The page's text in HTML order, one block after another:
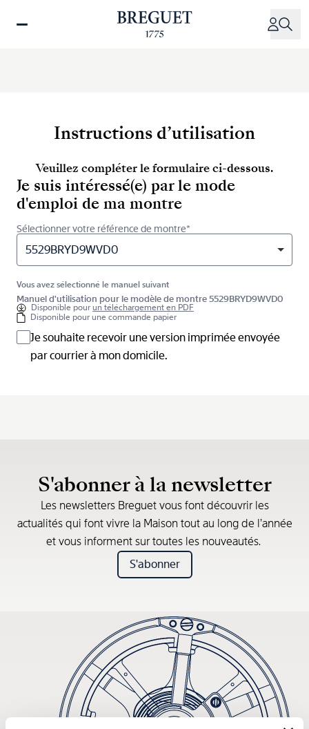
Instructions d’utilisation
Veuillez compléter le formulaire ci-dessous.
Je suis intéressé(e) par le mode
d'emploi de ma montre
Sélectionner votre référence de montre*
5529BRYD9WVD0
Vous avez sélectionné le manuel suivant
Manuel d'utilisation pour le modèle de montre 5529BRYD9WVD0
Disponible pourun téléchargement en PDF
Disponible pour une commande papier
Je souhaite recevoir une version imprimée envoyée
par courrier à mon domicile.
S'abonner à la newsletter
Les newsletters Breguet vous font découvrir les
actualités qui font vivre la Maison tout au long de l’année
et vous informent sur toutes les nouveautés.
S'abonner